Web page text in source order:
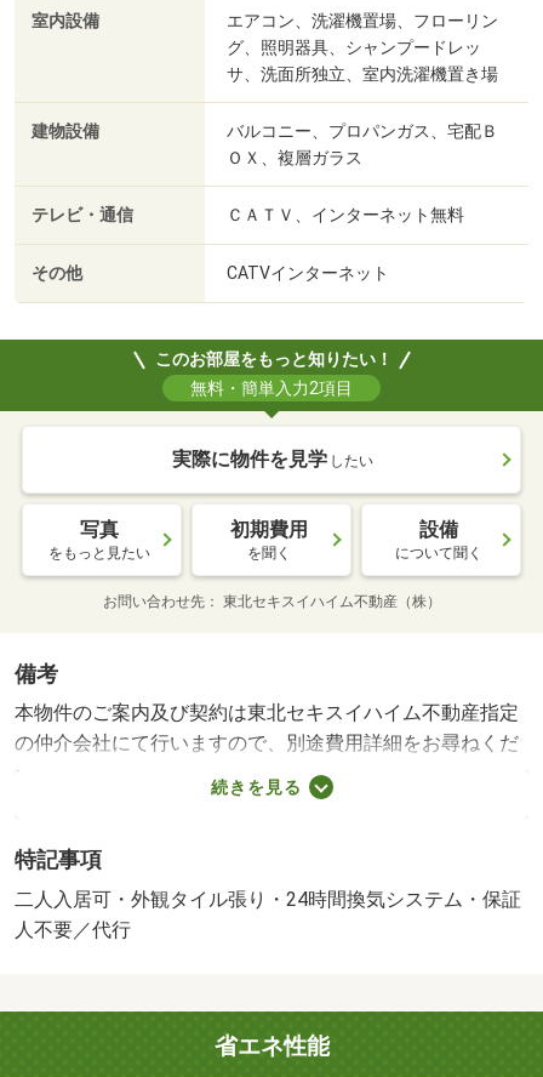
室内設備
エアコン、洗濯機置場、フローリン
グ、照明器具、シャンプードレッ
サ、洗面所独立、室内洗濯機置き場
建物設備
バルコニー、プロパンガス、宅配Ｂ
ＯＸ、複層ガラス
テレビ・通信 ＣＡＴＶ、インターネット無料
その他 CATVインターネット
このお部屋をもっと知りたい！
無料・簡単入力2項目
実際に物件を見学 したい
写真
をもっと見たい
初期費用
を聞く
設備
について聞く
お問い合わせ先 東北セキスイハイム不動産（株）
備考
本物件のご案内及び契約は東北セキスイハイム不動産指定
の仲介会社にて行いますので、別途費用詳細をお尋ねくだ
さい。駐車場料金：［タイプ１：６，６００円／月、敷
金：０、礼金：０］、［タイプ２：４，４００円／月、敷
金：０、礼金：０］ハイム’Ｓ ＣＬＵＢ入会要、会費（２
年毎）：１９，８００円退去時費用：クリーニング ４
７，３００円・賃貸保証等：加入要（保証会社： ユニデ
構造・ネット無料・都市ガス・宅配ボックス
続きを見る
特記事項
二人入居可・外観タイル張り・24時間換気システム・保証
人不要／代行
省エネ性能